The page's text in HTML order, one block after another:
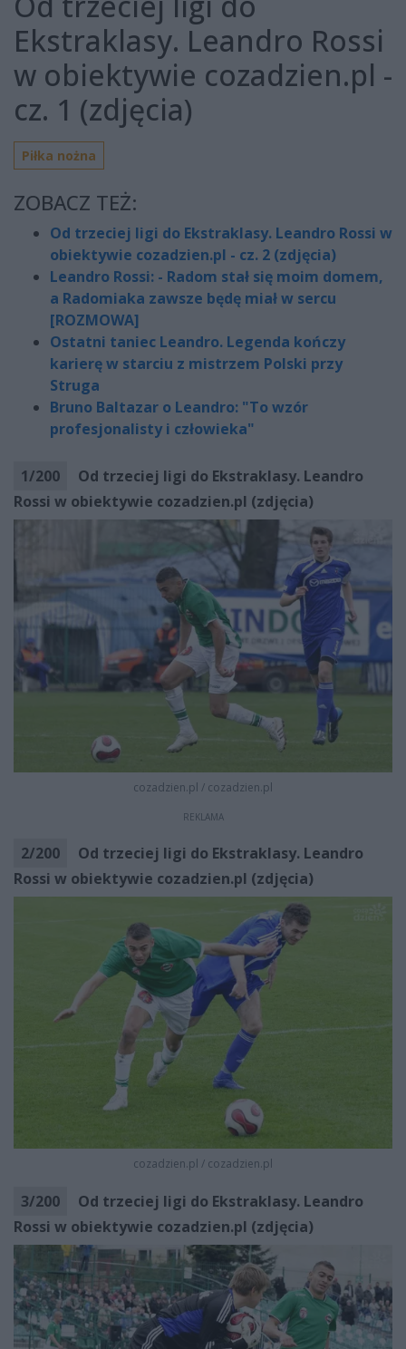
Ekstraklasy. Leandro Rossi
w obiektywie cozadzien.pl -
cz. 1 (zdjęcia)
Piłka nożna
ZOBACZ TEŻ:
Od trzeciej ligi do Ekstraklasy. Leandro Rossi w
obiektywie cozadzien.pl - cz. 2 (zdjęcia)
Leandro Rossi: - Radom stał się moim domem,
a Radomiaka zawsze będę miał w sercu
[ROZMOWA]
Ostatni taniec Leandro. Legenda kończy
karierę w starciu z mistrzem Polski przy
Struga
Bruno Baltazar o Leandro: "To wzór
profesjonalisty i człowieka"
1/200
Od trzeciej ligi do Ekstraklasy. Leandro
Rossi w obiektywie cozadzien.pl (zdjęcia)
cozadzien.pl / cozadzien.pl
REKLAMA
2/200
Od trzeciej ligi do Ekstraklasy. Leandro
Rossi w obiektywie cozadzien.pl (zdjęcia)
cozadzien.pl / cozadzien.pl
3/200
Od trzeciej ligi do Ekstraklasy. Leandro
Rossi w obiektywie cozadzien.pl (zdjęcia)